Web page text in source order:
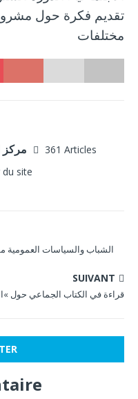
تقديم فكرة حول
مختلفات
361 Articles
site
الشباب والسياسات العمومية
SUIVANT
قراءة في الكتاب الجماعي حول